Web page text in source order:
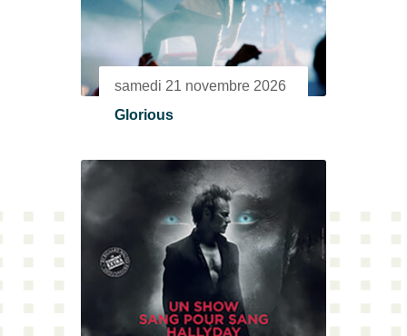
samedi 21 novembre 2026
Glorious